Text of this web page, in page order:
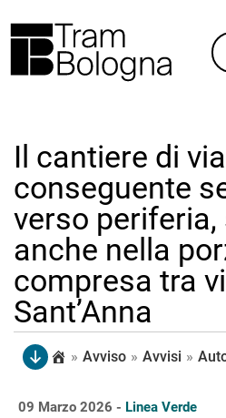
Il cantiere di
conseguente
verso
anche nella
compresa tra
Sant’Anna
» Avviso » Avvisi »
09 Marzo 2026 - Linea Verde